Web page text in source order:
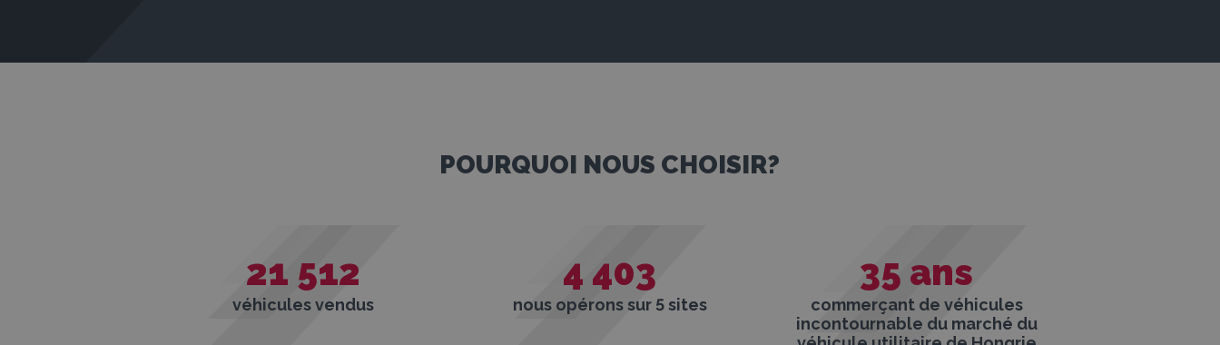
POURQUOI NOUS CHOISIR?
21 512
véhicules vendus
4 403
nous opérons sur 5 sites
35 ans
commerçant de véhicules
incontournable du marché du